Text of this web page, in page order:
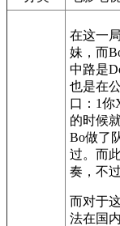
在这一
妹，而
中路是
也是在
口：1你
的时候
Bo做了
过。而
奏，不
而对于
法在国